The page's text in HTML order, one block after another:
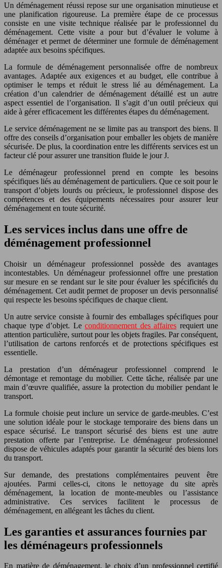
Un déménagement réussi repose sur une organisation minutieuse et
une planification rigoureuse. La première étape de ce processus
consiste en une visite technique réalisée par le professionnel du
déménagement. Cette visite a pour but d’évaluer le volume à
déménager et permet de déterminer une formule de déménagement
adaptée aux besoins spécifiques.
La formule de déménagement personnalisée offre de nombreux
avantages. Adaptée aux exigences et au budget, elle contribue à
optimiser le temps et réduit le stress lié au déménagement. La
création d’un calendrier de déménagement détaillé est un autre
aspect essentiel de l’organisation. Il s’agit d’un outil précieux qui
aide à gérer efficacement les différentes étapes du déménagement.
Le service déménagement ne se limite pas au transport des biens. Il
offre des conseils d’organisation pour emballer les objets de manière
sécurisée. De plus, la coordination entre les différents services est un
facteur clé pour assurer une transition fluide le jour J.
Le déménageur professionnel prend en compte les besoins
spécifiques liés au déménagement de particuliers. Que ce soit pour le
transport d’objets lourds ou précieux, le professionnel dispose des
compétences et des équipements nécessaires pour assurer leur
déménagement en toute sécurité.
Les services inclus dans une offre de
déménagement professionnel
Choisir un déménageur professionnel possède des avantages
incontestables. Un déménageur professionnel offre une prestation
sur mesure en se rendant sur le site pour évaluer les spécificités du
déménagement. Cet audit permet de proposer un devis personnalisé
qui respecte les besoins spécifiques de chaque client.
Un autre service consiste à fournir des emballages spécifiques pour
chaque type d’objet. Le conditionnement des affaires requiert une
attention particulière, surtout pour les objets fragiles. Par conséquent,
l’utilisation de cartons renforcés et de protections spécifiques est
essentielle.
La prestation d’un déménageur professionnel comprend le
démontage et remontage du mobilier. Cette tâche, réalisée par une
main d’œuvre qualifiée, assure la protection du mobilier pendant le
transport.
La formule choisie peut inclure un service de garde-meubles. C’est
une solution idéale pour le stockage temporaire des biens dans un
espace sécurisé. Le transport sécurisé des biens est une autre
prestation offerte par l’entreprise. Le déménageur professionnel
dispose de véhicules adaptés pour garantir la sécurité des biens lors
du transport.
Sur demande, des prestations complémentaires peuvent être
ajoutées. Parmi celles-ci, citons le nettoyage du site après
déménagement, la location de monte-meubles ou l’assistance
administrative. Ces services facilitent le processus de
déménagement, en allégeant les tâches du client.
Les garanties et assurances fournies par
les déménageurs professionnels
En matière de déménagement, le choix d’un professionnel certifié